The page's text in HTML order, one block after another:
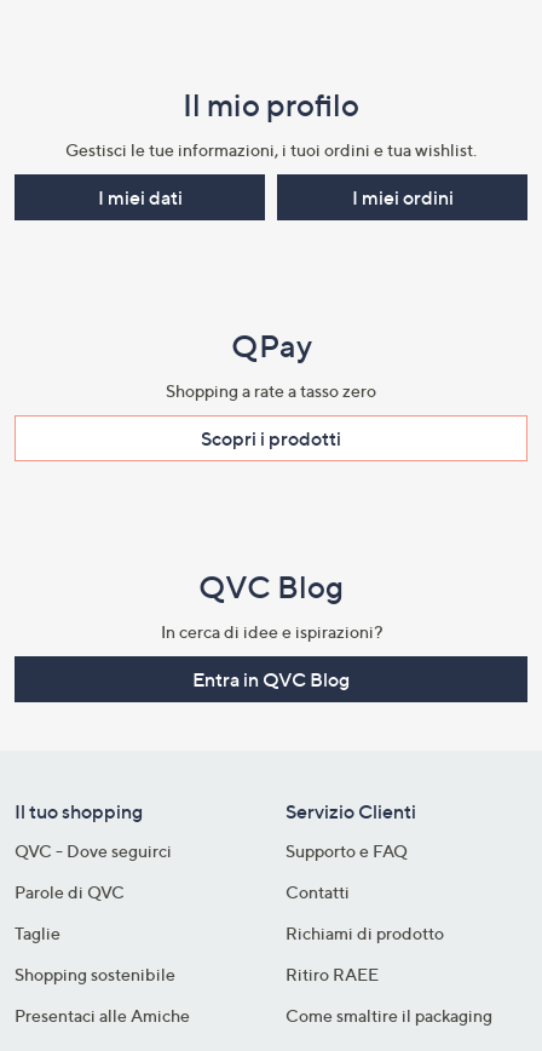
Il mio profilo​
Gestisci le tue informazioni, i tuoi ordini e tua wishlist.​
I miei dati I miei ordini
QPay
Shopping a rate a tasso zero​
Scopri i prodotti​
QVC Blog
In cerca di idee e ispirazioni?
Entra in QVC Blog
Il tuo shopping
QVC - Dove seguirci
Parole di QVC
Taglie
Shopping sostenibile​
Presentaci alle Amiche
Servizio Clienti
Supporto e FAQ
Contatti
Richiami di prodotto
Ritiro RAEE
Come smaltire il packaging​